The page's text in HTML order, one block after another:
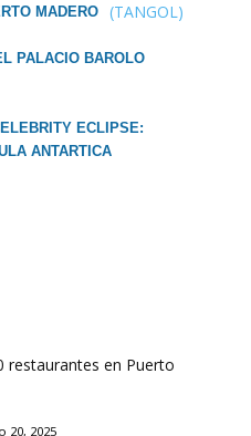
MADERO (TANGOL)
PALACIO BAROLO
ECLIPSE:
ANTARTICA
restaurantes en Puerto
20, 2025